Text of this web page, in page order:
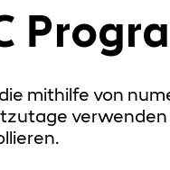
mithilfe von
verwenden